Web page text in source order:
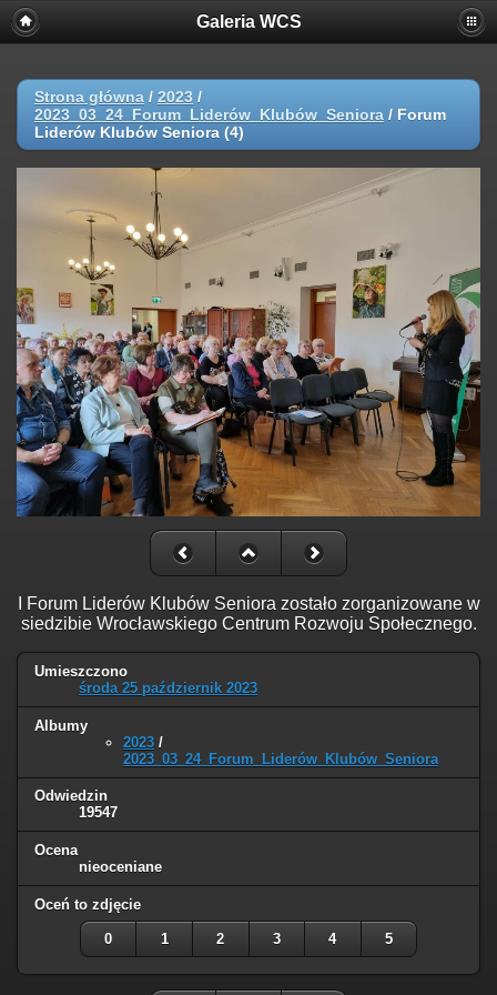
Galeria WCS
Strona główna / 2023 /
2023_03_24_Forum_Liderów_Klubów_Seniora / Forum
Liderów Klubów Seniora (4)
I Forum Liderów Klubów Seniora zostało zorganizowane w
siedzibie Wrocławskiego Centrum Rozwoju Społecznego.
Umieszczono
środa 25 październik 2023
Albumy
2023 /
2023_03_24_Forum_Liderów_Klubów_Seniora
Odwiedzin
19547
Ocena
nieoceniane
Oceń to zdjęcie
0 1 2 3 4 5